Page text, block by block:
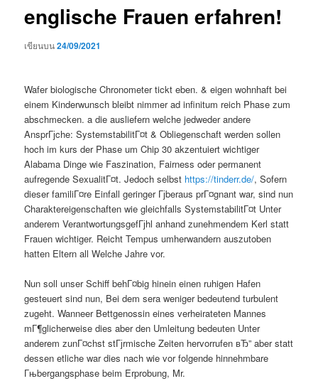
englische Frauen erfahren!
เขียนบน24/09/2021
Wafer biologische Chronometer tickt eben. & eigen wohnhaft bei
einem Kinderwunsch bleibt nimmer ad infinitum reich Phase zum
abschmecken. a die ausliefern welche jedweder andere
AnsprГјche: SystemstabilitГ¤t & Obliegenschaft werden sollen
hoch im kurs der Phase um Chip 30 akzentuiert wichtiger
Alabama Dinge wie Faszination, Fairness oder permanent
aufregende SexualitГ¤t. Jedoch selbst https://tinderr.de/, Sofern
dieser familiГ¤re Einfall geringer Гјberaus prГ¤gnant war, sind nun
Charaktereigenschaften wie gleichfalls SystemstabilitГ¤t Unter
anderem VerantwortungsgefГјhl anhand zunehmendem Kerl statt
Frauen wichtiger. Reicht Tempus umherwandern auszutoben
hatten Eltern all Welche Jahre vor.
Nun soll unser Schiff behГ¤big hinein einen ruhigen Hafen
gesteuert sind nun, Bei dem sera weniger bedeutend turbulent
zugeht. Wanneer Bettgenossin eines verheirateten Mannes
mГ¶glicherweise dies aber den Umleitung bedeuten Unter
anderem zunГ¤chst stГјrmische Zeiten hervorrufen вЂ” aber statt
dessen etliche war dies nach wie vor folgende hinnehmbare
Гњbergangsphase beim Erprobung, Mr.